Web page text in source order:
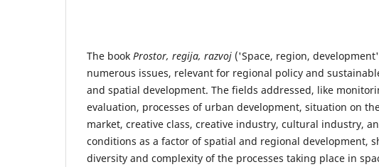
The book Prostor, regija, razvoj ('Space, region,
numerous issues, relevant for regional policy and
and spatial development. The fields addressed, like
evaluation, processes of urban development, situation on
market, creative class, creative industry, cultural industry,
conditions as a factor of spatial and regional development,
diversity and complexity of the processes taking place in